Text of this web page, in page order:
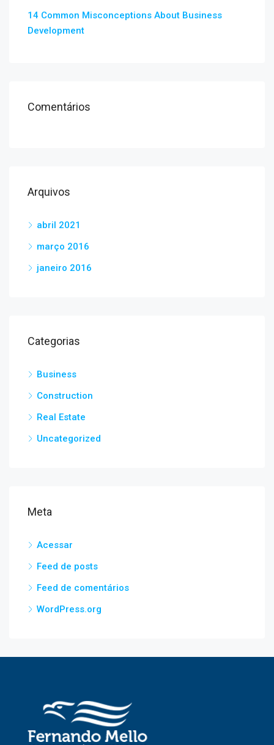
14 Common Misconceptions About Business
Development
Comentários
Arquivos
abril 2021
março 2016
janeiro 2016
Categorias
Business
Construction
Real Estate
Uncategorized
Meta
Acessar
Feed de posts
Feed de comentários
WordPress.org